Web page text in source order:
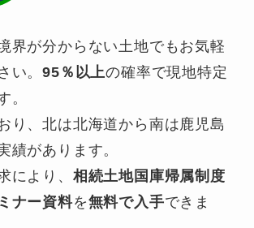
界が分からない土地でもお気軽
い。95％以上の確率で現地特定
。
り、北は北海道から南は鹿児島
績があります。
により、 相続土地国庫帰属制度
ナー資料を無料で入手できま